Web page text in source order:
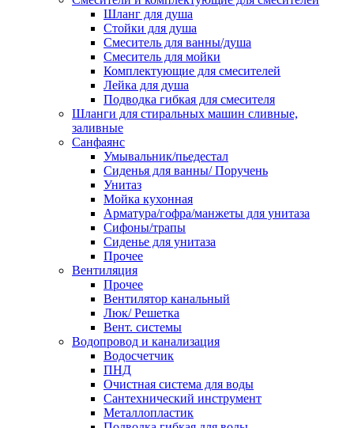
Шланг для душа
Стойки для душа
Смеситель для ванны/душа
Смеситель для мойки
Комплектующие для смесителей
Лейка для душа
Подводка гибкая для смесителя
Шланги для стиральных машин сливные,
заливные
Санфаянс
Умывальник/пьедестал
Сиденья для ванны/ Поручень
Унитаз
Мойка кухонная
Арматура/гофра/манжеты для унитаза
Сифоны/трапы
Сиденье для унитаза
Прочее
Вентиляция
Прочее
Вентилятор канальный
Люк/ Решетка
Вент. системы
Водопровод и канализация
Водосчетчик
ПНД
Очистная система для воды
Сантехнический инструмент
Металлопластик